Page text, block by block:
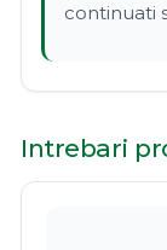
continuati
Intrebari